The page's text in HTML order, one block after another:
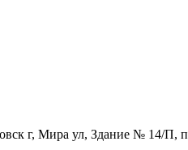
г, Мира ул, Здание № 14/П,